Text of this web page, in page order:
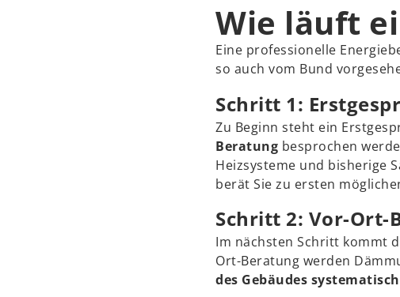
Wie läuft
Eine professionelle
so auch vom Bund
Schritt 1:
Zu Beginn steht ein
Beratung besprochen
Heizsysteme und bisherige
berät Sie zu ersten
Schritt 2: Vor-Ort-
Im nächsten Schritt kommt
Ort-Beratung werden
des Gebäudes